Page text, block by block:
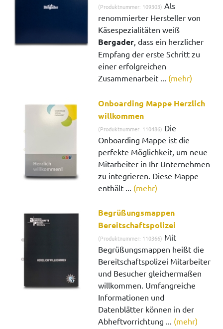
(Produktnummer: 109303) Als
renommierter Hersteller von
Käsespezialitäten weiß
Bergader, dass ein herzlicher
Empfang der erste Schritt zu
einer erfolgreichen
Zusammenarbeit ... (mehr)
Onboarding Mappe Herzlich
willkommen
(Produktnummer: 110486) Die
Onboarding Mappe ist die
perfekte Möglichkeit, um neue
Mitarbeiter in Ihr Unternehmen
zu integrieren. Diese Mappe
enthält ... (mehr)
Begrüßungsmappen
Bereitschaftspolizei
(Produktnummer: 110366) Mit
Begrüßungsmappen heißt die
Bereitschaftspolizei Mitarbeiter
und Besucher gleichermaßen
willkommen. Umfangreiche
Informationen und
Datenblätter können in der
Abheftvorrichtung ... (mehr)